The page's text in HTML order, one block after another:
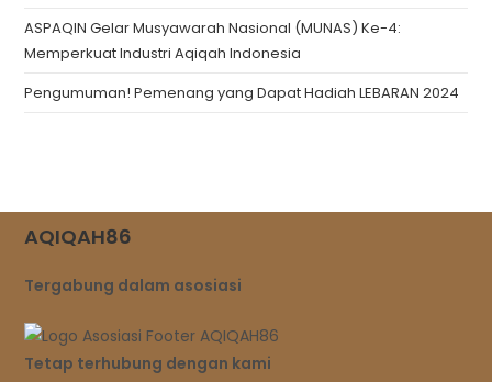
ASPAQIN Gelar Musyawarah Nasional (MUNAS) Ke-4:
Memperkuat Industri Aqiqah Indonesia
Pengumuman! Pemenang yang Dapat Hadiah LEBARAN 2024
AQIQAH86
Tergabung dalam asosiasi
Tetap terhubung dengan kami